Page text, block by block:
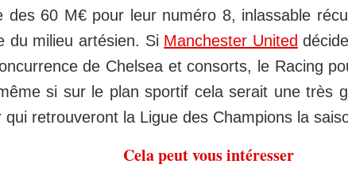
des 60 M€ pour leur numéro 8, inlassable
du milieu artésien. Si Manchester United
de Chelsea et consorts, le Racing
si sur le plan sportif cela serait une très
qui retrouveront la Ligue des Champions la
Cela peut vous intéresser